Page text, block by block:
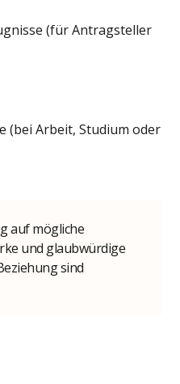
(für Antragsteller
(bei Arbeit, Studium oder
auf mögliche
und glaubwürdige
sind